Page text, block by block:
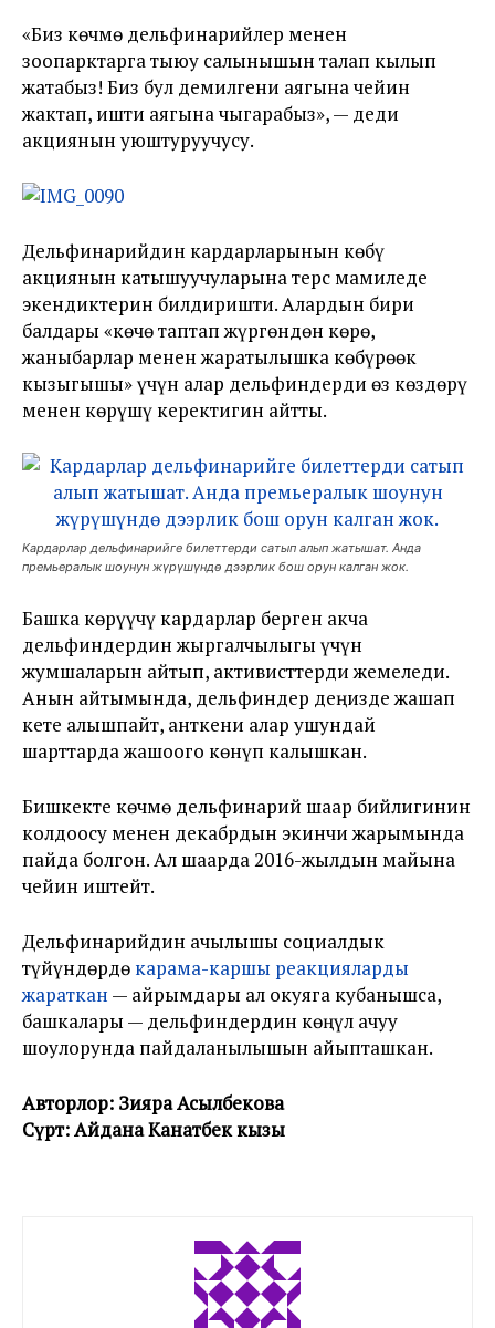
«Биз көчмө дельфинарийлер менен
зоопарктарга тыюу салынышын талап кылып
жатабыз! Биз бул демилгени аягына чейин
жактап, ишти аягына чыгарабыз», — деди
акциянын уюштуруучусу.
Дельфинарийдин кардарларынын көбү
акциянын катышуучуларына терс мамиледе
экендиктерин билдиришти. Алардын бири
балдары «көчө таптап жүргөндөн көрө,
жаныбарлар менен жаратылышка көбүрөөк
кызыгышы» үчүн алар дельфиндерди өз көздөрү
менен көрүшү керектигин айтты.
Кардарлар дельфинарийге билеттерди сатып алып жатышат. Анда
премьералык шоунун жүрүшүндө дээрлик бош орун калган жок.
Башка көрүүчү кардарлар берген акча
дельфиндердин жыргалчылыгы үчүн
жумшаларын айтып, активисттерди жемеледи.
Анын айтымында, дельфиндер деңизде жашап
кете алышпайт, анткени алар ушундай
шарттарда жашоого көнүп калышкан.
Бишкекте көчмө дельфинарий шаар бийлигинин
колдоосу менен декабрдын экинчи жарымында
пайда болгон. Ал шаарда 2016-жылдын майына
чейин иштейт.
Дельфинарийдин ачылышы социалдык
түйүндөрдө карама-каршы реакцияларды
жараткан — айрымдары ал окуяга кубанышса,
башкалары — дельфиндердин көңүл ачуу
шоулорунда пайдаланылышын айыпташкан.
Авторлор: Зияра Асылбекова
Сүрөт: Айдана Канатбек кызы